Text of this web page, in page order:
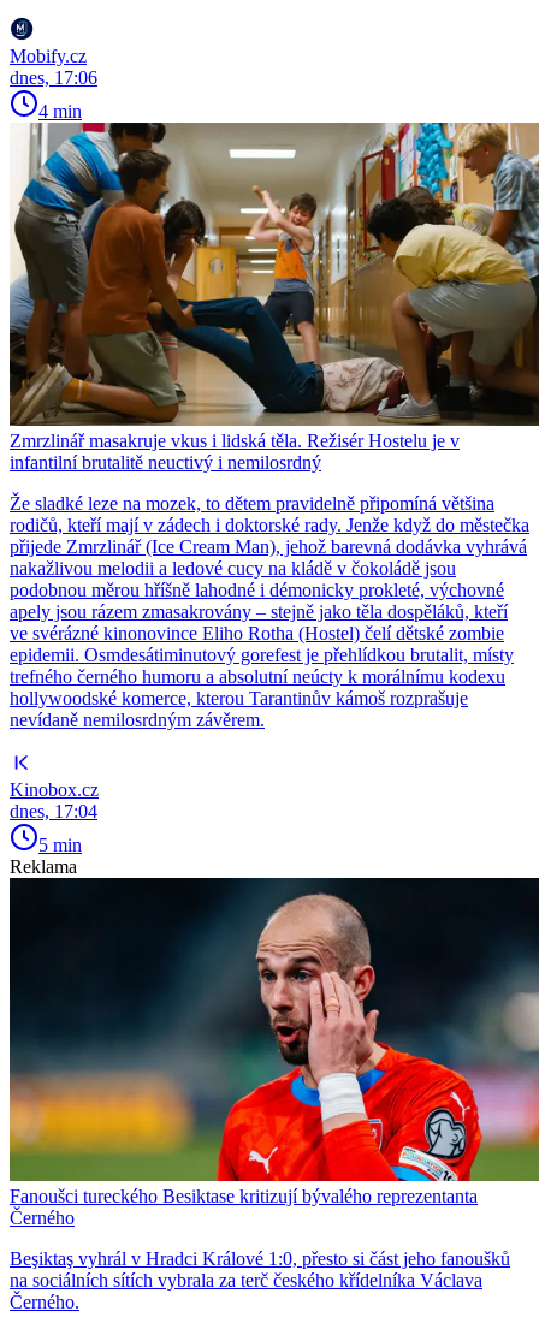
Mobify.cz
dnes, 17:06
4 min
Zmrzlinář masakruje vkus i lidská těla. Režisér Hostelu je v
infantilní brutalitě neuctivý i nemilosrdný
Že sladké leze na mozek, to dětem pravidelně připomíná většina
rodičů, kteří mají v zádech i doktorské rady. Jenže když do městečka
přijede Zmrzlinář (Ice Cream Man), jehož barevná dodávka vyhrává
nakažlivou melodii a ledové cucy na kládě v čokoládě jsou
podobnou měrou hříšně lahodné i démonicky prokleté, výchovné
apely jsou rázem zmasakrovány – stejně jako těla dospěláků, kteří
ve svérázné kinonovince Eliho Rotha (Hostel) čelí dětské zombie
epidemii. Osmdesátiminutový gorefest je přehlídkou brutalit, místy
trefného černého humoru a absolutní neúcty k morálnímu kodexu
hollywoodské komerce, kterou Tarantinův kámoš rozprašuje
nevídaně nemilosrdným závěrem.
Kinobox.cz
dnes, 17:04
5 min
Reklama
Fanoušci tureckého Besiktase kritizují bývalého reprezentanta
Černého
Beşiktaş vyhrál v Hradci Králové 1:0, přesto si část jeho fanoušků
na sociálních sítích vybrala za terč českého křídelníka Václava
Černého.